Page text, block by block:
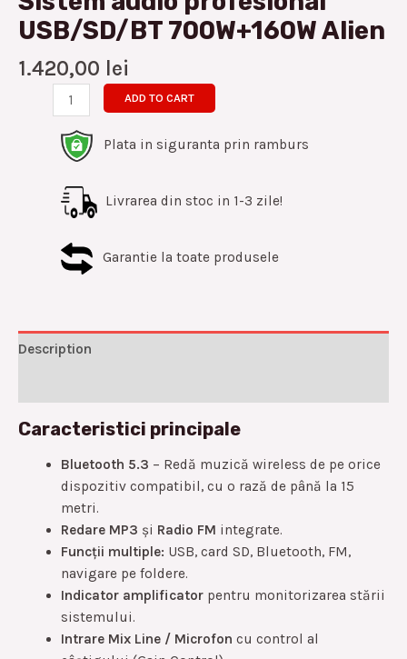
USB/SD/BT 700W+160W Alien
1.420,00 lei
ADD TO CART
Plata in siguranta prin ramburs
Livrarea din stoc in 1-3 zile!
Garantie la toate produsele
Description
Caracteristici principale
Bluetooth 5.3 – Redă muzică wireless de pe orice
dispozitiv compatibil, cu o rază de până la 15
metri.
Redare MP3 și Radio FM integrate.
Funcții multiple: USB, card SD, Bluetooth, FM,
navigare pe foldere.
Indicator amplificatorpentru monitorizarea stării
sistemului.
Intrare Mix Line / Microfon cu control al